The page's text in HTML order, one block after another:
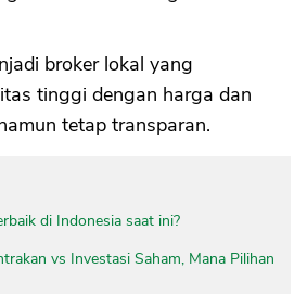
broker lokal yang
tinggi dengan harga dan
tetap transparan.
di Indonesia saat ini?
vs Investasi Saham, Mana Pilihan